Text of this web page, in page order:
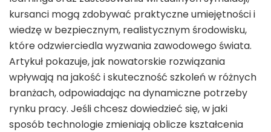
kursanci mogą zdobywać praktyczne umiejętności i
wiedzę w bezpiecznym, realistycznym środowisku,
które odzwierciedla wyzwania zawodowego świata.
Artykuł pokazuje, jak nowatorskie rozwiązania
wpływają na jakość i skuteczność szkoleń w różnych
branżach, odpowiadając na dynamiczne potrzeby
rynku pracy. Jeśli chcesz dowiedzieć się, w jaki
sposób technologie zmieniają oblicze kształcenia